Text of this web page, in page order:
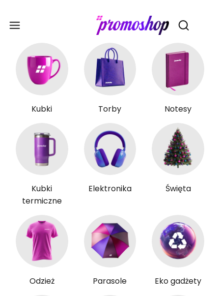
Otwórz
Kubki Torby Notesy
Kubki
termiczne
Elektronika Święta
Odzież Parasole Eko gadżety